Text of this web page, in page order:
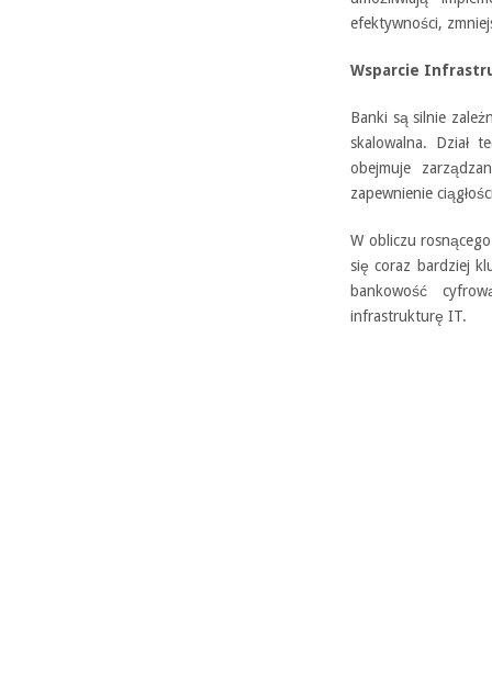
efektywności,
Wsparcie
Banki są silnie
skalowalna. Dział
obejmuje
zapewnienie
W obliczu
się coraz bardziej
bankowość
infrastrukturę IT.